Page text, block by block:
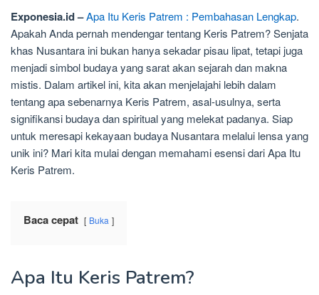
Exponesia.id –Apa Itu Keris Patrem : Pembahasan Lengkap.
Apakah Anda pernah mendengar tentang Keris Patrem? Senjata
khas Nusantara ini bukan hanya sekadar pisau lipat, tetapi juga
menjadi simbol budaya yang sarat akan sejarah dan makna
mistis. Dalam artikel ini, kita akan menjelajahi lebih dalam
tentang apa sebenarnya Keris Patrem, asal-usulnya, serta
signifikansi budaya dan spiritual yang melekat padanya. Siap
untuk meresapi kekayaan budaya Nusantara melalui lensa yang
unik ini? Mari kita mulai dengan memahami esensi dari Apa Itu
Keris Patrem.
Baca cepat Buka
Apa Itu Keris Patrem?